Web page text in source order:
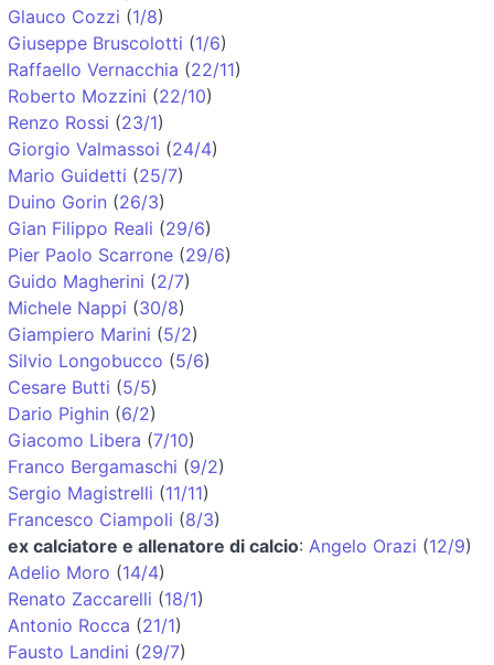
Glauco Cozzi (1/8)
Giuseppe Bruscolotti (1/6)
Raffaello Vernacchia (22/11)
Roberto Mozzini (22/10)
Renzo Rossi (23/1)
Giorgio Valmassoi (24/4)
Mario Guidetti (25/7)
Duino Gorin (26/3)
Gian Filippo Reali (29/6)
Pier Paolo Scarrone (29/6)
Guido Magherini (2/7)
Michele Nappi (30/8)
Giampiero Marini (5/2)
Silvio Longobucco (5/6)
Cesare Butti (5/5)
Dario Pighin (6/2)
Giacomo Libera (7/10)
Franco Bergamaschi (9/2)
Sergio Magistrelli (11/11)
Francesco Ciampoli (8/3)
ex calciatore e allenatore di calcio: Angelo Orazi (12/9)
Adelio Moro (14/4)
Renato Zaccarelli (18/1)
Antonio Rocca (21/1)
Fausto Landini (29/7)